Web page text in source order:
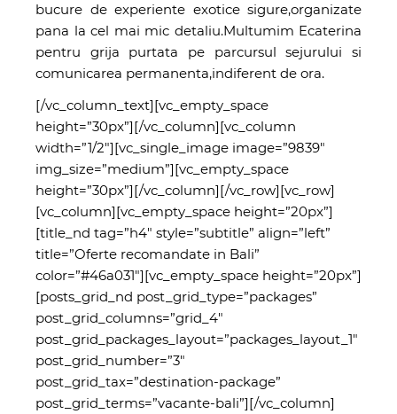
bucure de experiente exotice sigure,organizate
pana la cel mai mic detaliu.Multumim Ecaterina
pentru grija purtata pe parcursul sejurului si
comunicarea permanenta,indiferent de ora.
[/vc_column_text][vc_empty_space
height=”30px”][/vc_column][vc_column
width=”1/2″][vc_single_image image=”9839″
img_size=”medium”][vc_empty_space
height=”30px”][/vc_column][/vc_row][vc_row]
[vc_column][vc_empty_space height=”20px”]
[title_nd tag=”h4″ style=”subtitle” align=”left”
title=”Oferte recomandate in Bali”
color=”#46a031″][vc_empty_space height=”20px”]
[posts_grid_nd post_grid_type=”packages”
post_grid_columns=”grid_4″
post_grid_packages_layout=”packages_layout_1″
post_grid_number=”3″
post_grid_tax=”destination-package”
post_grid_terms=”vacante-bali”][/vc_column]